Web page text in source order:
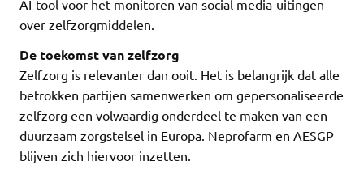
AI-tool voor het monitoren van social media-uitingen
over zelfzorgmiddelen.
De toekomst van zelfzorg
Zelfzorg is relevanter dan ooit. Het is belangrijk dat alle
betrokken partijen samenwerken om gepersonaliseerde
zelfzorg een volwaardig onderdeel te maken van een
duurzaam zorgstelsel in Europa. Neprofarm en AESGP
blijven zich hiervoor inzetten.